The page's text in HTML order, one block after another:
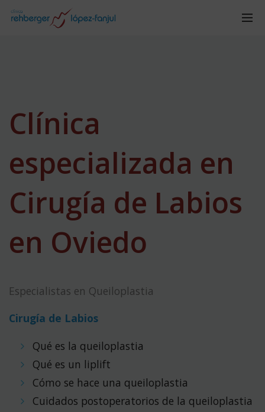
Clínica
especializada en
Cirugía de Labios
en Oviedo
Especialistas en Queiloplastia
Cirugía de Labios
Qué es la queiloplastia
Qué es un liplift
Cómo se hace una queiloplastia
Cuidados postoperatorios de la queiloplastia